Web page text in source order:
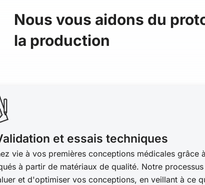
Nous vous aidons du
la production
et essais techniques
vie à vos premières conceptions médicales grâce
à partir de matériaux de qualité. Notre
et d'optimiser vos conceptions, en veillant à ce